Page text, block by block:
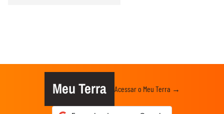
Meu Terra Acessar o Meu Terra →